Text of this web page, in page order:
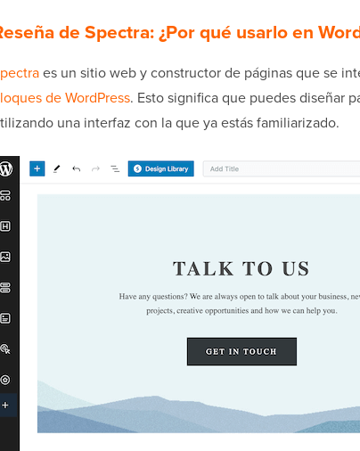
de Spectra: ¿Por qué usarlo en
es un sitio web y constructor de páginas que se
de WordPress. Esto significa que puedes diseñar
una interfaz con la que ya estás familiarizado.